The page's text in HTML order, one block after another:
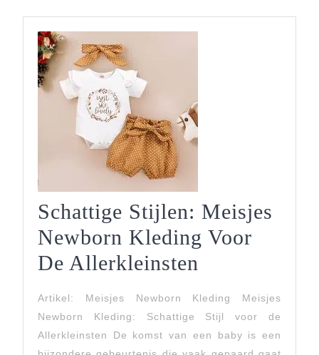
Schattige Stijlen: Meisjes
Newborn Kleding Voor
De Allerkleinsten
Meisjes
Newborn
Artikel: Meisjes Newborn Kleding Meisjes
Newborn Kleding: Schattige Stijl voor de
Allerkleinsten De komst van een baby is een